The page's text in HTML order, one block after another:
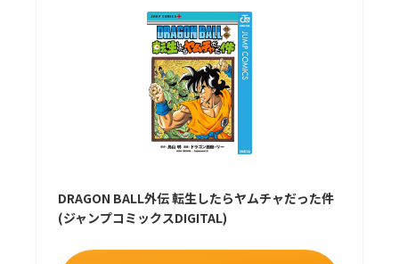
DRAGON BALL外伝 転生したらヤムチャだった件
(ジャンプコミックスDIGITAL)